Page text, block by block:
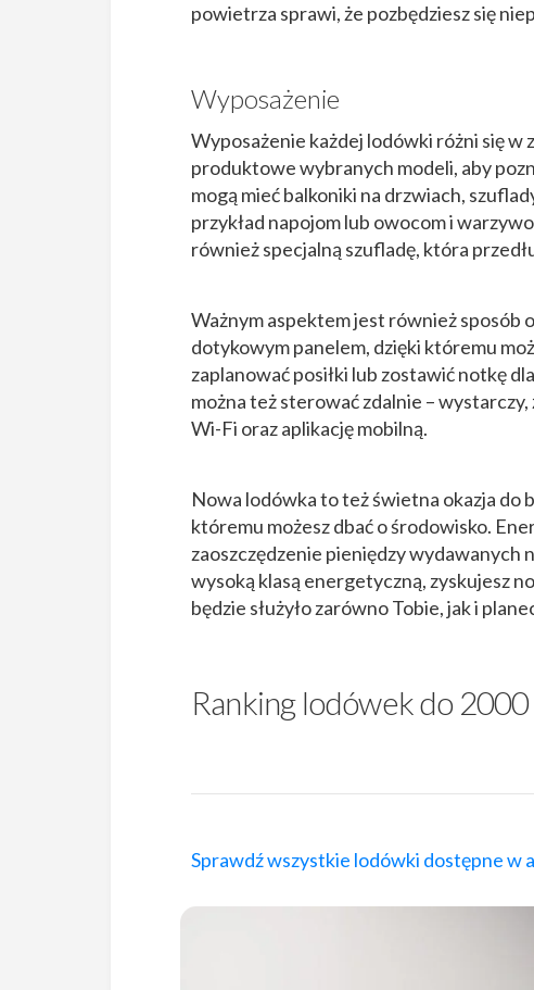
powietrza sprawi, że pozbędziesz się
Wyposażenie
Wyposażenie każdej lodówki różni się
produktowe wybranych modeli, aby
mogą mieć balkoniki na drzwiach,
przykład napojom lub owocom i
również specjalną szufladę, która
Ważnym aspektem jest również sposób
dotykowym panelem, dzięki któremu
zaplanować posiłki lub zostawić notkę
można też sterować zdalnie –
Wi-Fi oraz aplikację mobilną.
Nowa lodówka to też świetna okazja do
któremu możesz dbać o środowisko.
zaoszczędzenie pieniędzy wydawanych
wysoką klasą energetyczną, zyskujesz
będzie służyło zarówno Tobie, jak i
Ranking lodówek do 2000
Sprawdź wszystkie lodówki dostępne w